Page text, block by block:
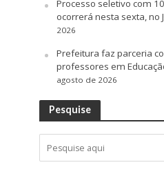
Processo seletivo com
ocorrerá nesta sexta, no
2026
Prefeitura faz parceria
professores em
agosto de 2026
Pesquise